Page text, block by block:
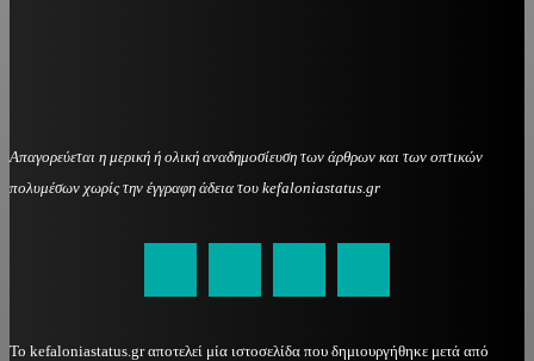
Απαγορεύεται η μερική ή ολική αναδημοσίευση των άρθρων και των οπτικών
πολυμέσων χωρίς την έγγραφη άδεια του kefaloniastatus.gr
Το kefaloniastatus.gr αποτελεί μία ιστοσελίδα που δημιουργήθηκε μετά από